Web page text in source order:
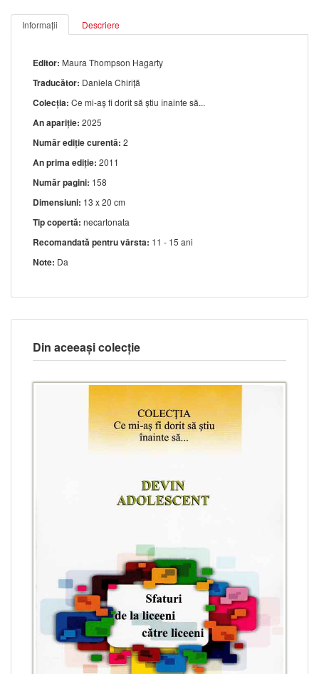
Informații Descriere
Editor: Maura Thompson Hagarty
Traducător: Daniela Chiriță
Colecția: Ce mi-aş fi dorit să ştiu înainte să...
An apariție: 2025
Număr ediție curentă: 2
An prima ediție: 2011
Număr pagini: 158
Dimensiuni: 13 x 20 cm
Tip copertă: necartonata
Recomandată pentru vârsta: 11 - 15 ani
Note: Da
Din aceeași colecție